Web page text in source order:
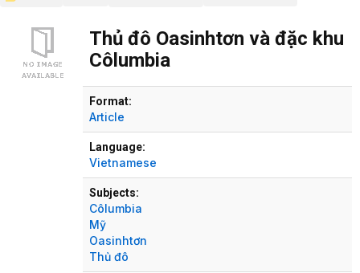
Thủ đô Oasinhtơn và đặc khu
Côlumbia
Format:
Article
Language:
Vietnamese
Subjects:
Côlumbia
Mỹ
Oasinhtơn
Thủ đô